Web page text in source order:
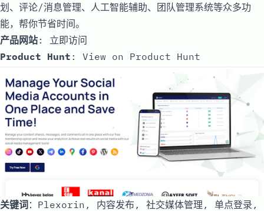
划、评论/消息管理、人工智能辅助、团队管理系统等众多功
能，帮你节省时间。
产品网站: 立即访问
Product Hunt : View on Product Hunt
关键词：Plexorin, 内容发布, 社交媒体管理, 单点登录,